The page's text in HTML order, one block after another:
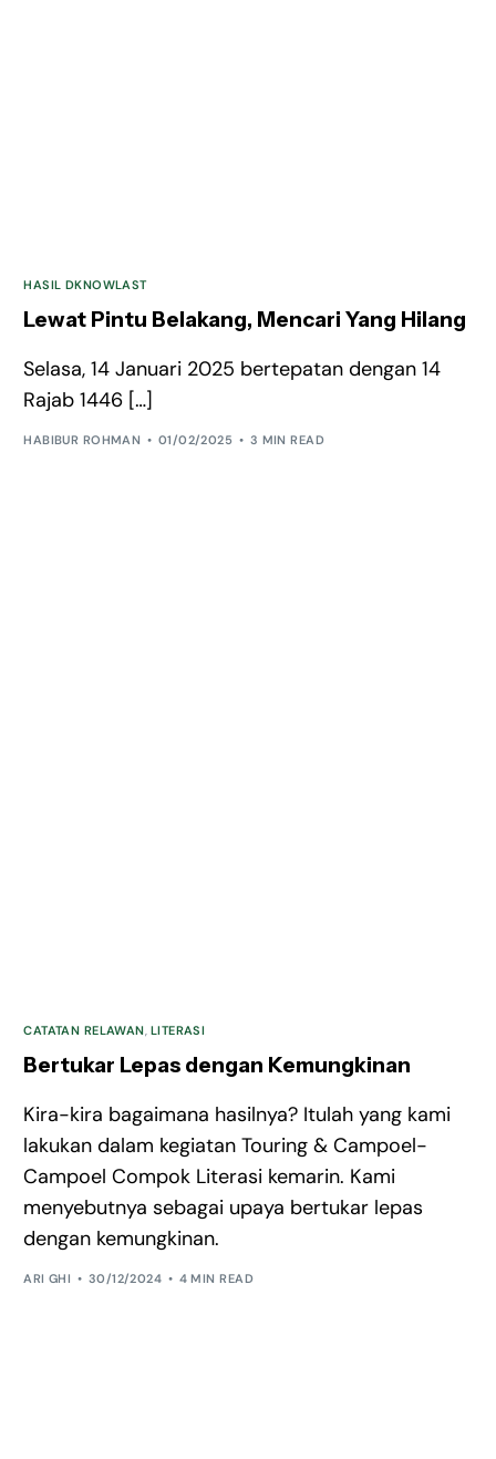
HASIL DKNOWLAST
Lewat Pintu Belakang, Mencari Yang Hilang
Selasa, 14 Januari 2025 bertepatan dengan 14
Rajab 1446 […]
HABIBUR ROHMAN 01/02/2025 3 MIN READ
CATATAN RELAWAN, LITERASI
Bertukar Lepas dengan Kemungkinan
Kira-kira bagaimana hasilnya? Itulah yang kami
lakukan dalam kegiatan Touring & Campoel-
Campoel Compok Literasi kemarin. Kami
menyebutnya sebagai upaya bertukar lepas
dengan kemungkinan.
ARI GHI 30/12/2024 4 MIN READ